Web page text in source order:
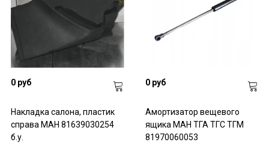
0 руб
Накладка салона, пластик
справа МАН 81639030254
б.у.
0 руб
Амортизатор вещевого
ящика МАН ТГА ТГС ТГМ
81970060053